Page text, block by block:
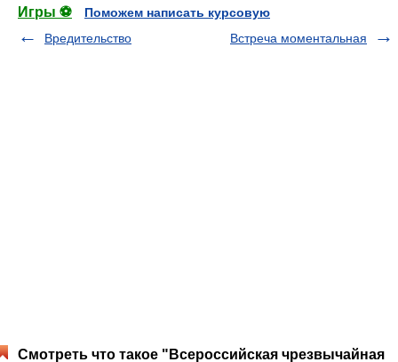
Игры ⚽
Поможем написать курсовую
Вредительство
Встреча моментальная
Смотреть что такое "Всероссийская чрезвычайная